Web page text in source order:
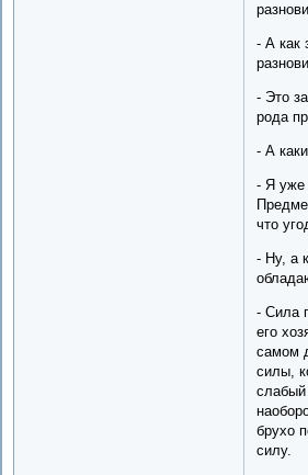
- А как
- Это
рода
- А
- Я уже
что
- Ну, а
- Сила
его
самом
силы,
слабый
брухо
силу.